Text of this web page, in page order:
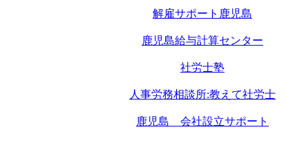
解雇サポート鹿児島
鹿児島給与計算センター
社労士塾
人事労務相談所:教えて社労士
鹿児島 会社設立サポート